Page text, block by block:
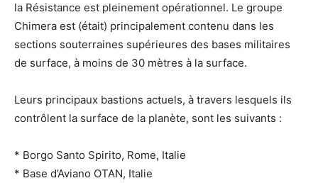
la Résistance est pleinement opérationnel. Le groupe
Chimera est (était) principalement contenu dans les
sections souterraines supérieures des bases militaires
de surface, à moins de 30 mètres à la surface.
Leurs principaux bastions actuels, à travers lesquels ils
contrôlent la surface de la planète, sont les suivants :
* Borgo Santo Spirito, Rome, Italie
* Base d’Aviano OTAN, Italie